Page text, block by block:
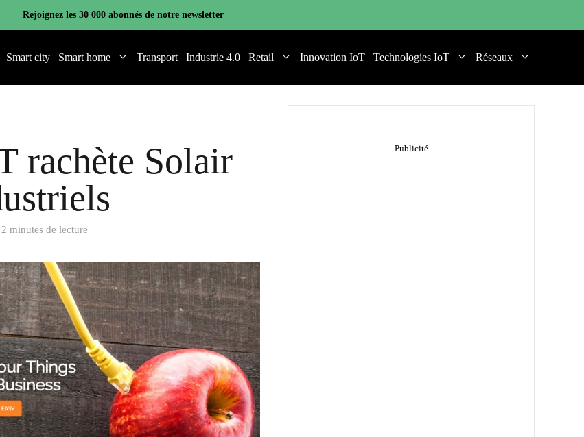
Rejoignez les 30 000 abonnés de notre newsletter
Smart city Smart home Transport Industrie 4.0 Retail Innovation IoT Technologies IoT Réseaux
rachète Solair
2 minutes de lecture